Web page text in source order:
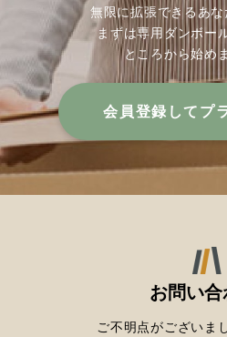
無限に拡張できるあ
まずは専用ダンボー
ところから始め
会員登録してプ
お問い
ご不明点がございま